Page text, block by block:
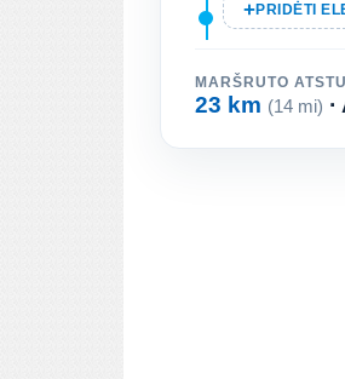
PRIDĖTI
MARŠRUTO
23 km (14 mi)